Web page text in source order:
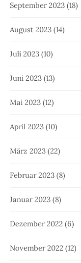
September 2023 (18)
August 2023 (14)
Juli 2023 (10)
Juni 2023 (13)
Mai 2023 (12)
April 2023 (10)
März 2023 (22)
Februar 2023 (8)
Januar 2023 (8)
Dezember 2022 (6)
November 2022 (12)